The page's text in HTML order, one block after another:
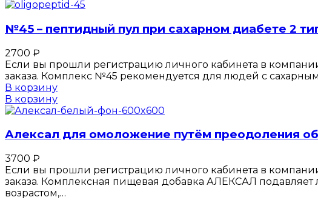
№45 – пептидный пул при сахарном диабете 2
2700 ₽
Если вы прошли регистрацию личного кабинета в
заказа. Комплекс №45 рекомендуется для людей с
В корзину
В корзину
Алексал для омоложение путём преодоления
3700 ₽
Если вы прошли регистрацию личного кабинета в
заказа. Комплексная пищевая добавка АЛЕКСАЛ
возрастом,…